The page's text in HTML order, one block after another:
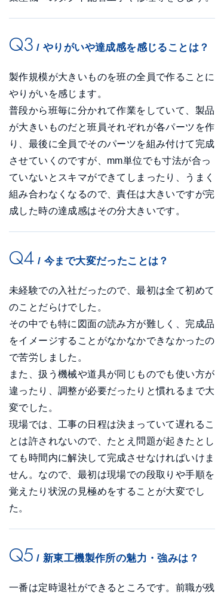
Q3 / やりがいや達成感を感じることは？
製作規模が大きいものを班の全員で作ることに
やりがいを感じます。
普段から班毎に分かれて作業をしていて、製品
が大きいものだと班員それぞれが各パーツを作
り、最後に全員でそのパーツを組み付けて完成
させていくのですが、mm単位でも寸法が合っ
ていないとスキマができてしまったり、うまく
組み合わなくなるので、責任は大きいですが完
成した時の達成感はその分大きいです。
Q4 / 今まで大変だったことは？
未経験での入社だったので、最初は全て初めて
のことだらけでした。
その中でも特に図面の読み方が難しく、完成品
をイメージすることがなかなかできなかったの
で苦労しました。
また、扱う機械や道具が同じものでも使い方が
違ったり、調整が必要だったりと慣れるまで大
変でした。
現場では、工事の日程は決まっていて遅れるこ
とは許されないので、たとえ問題が起きたとし
ても時間内に解決して完成させなければいけま
せん。なので、最初は現場での段取りや手順を
覚えたり状況の見極めをすることが大変でし
た。
Q5 / 新東工機製作所の魅力・強みは？
一番は定時退社ができるところです。前職が残